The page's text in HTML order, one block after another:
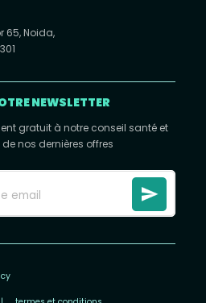
65, Noida,
NEWSLETTER
gratuit à notre conseil santé et
nos dernières offres